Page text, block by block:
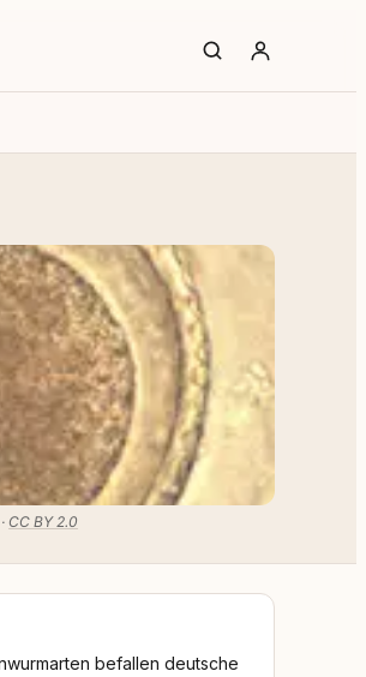
CC BY 2.0
befallen deutsche